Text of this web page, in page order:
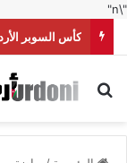
"\n"
بحث عن